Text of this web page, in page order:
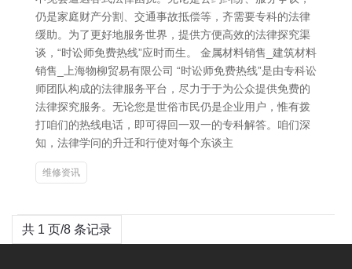
仍是家庭财产分割、交通事故抵偿等，齐需要专科的法律
缓助。为了更好地服务世界，提供方便高效的法律探究渠
谈，“时讼师免费热线”应时而生。 金属材料销售_建筑材料
销售_上海物柳贸易有限公司 “时讼师免费热线”是由专科讼
师团队构成的法律服务平台，尽力于于为公众提供免费的
法律探究服务。无论您是世俗市民仍是企业用户，惟有拨
打咱们的热线电话，即可得回一双一的专科解答。咱们深
知，法律学问的升迁和行使对每个东谈主
维修资讯
共 1 页/8 条记录